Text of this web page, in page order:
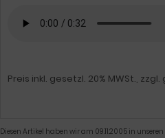
Preis inkl. gesetzl. 20% MWSt.,
Diesen Artikel haben wir am 09.11.2005 in